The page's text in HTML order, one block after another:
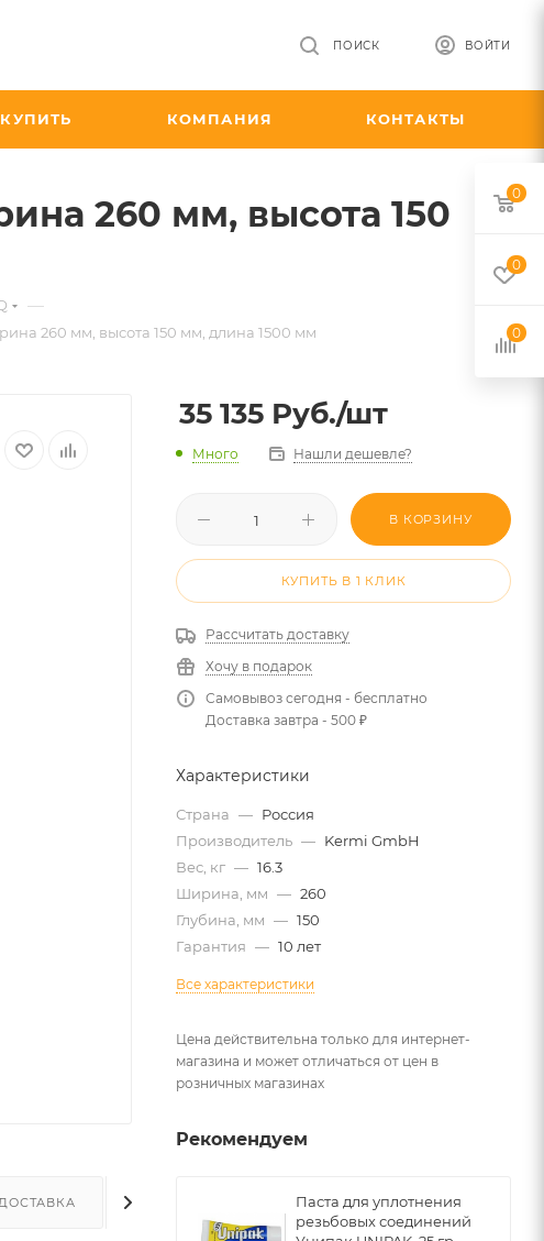
ВОЙТИ
ПОИСК
КОМПАНИЯ КОНТАКТЫ
260 мм, высота 150
—
260 мм, высота 150 мм, длина 1500 мм
35 135 Руб./шт
Много Нашли дешевле?
В КОРЗИНУ
КУПИТЬ В 1 КЛИК
Рассчитать доставку
Хочу в подарок
Самовывоз сегодня - бесплатно
Доставка завтра - 500 ₽
Характеристики
Страна — Россия
Производитель — Kermi GmbH
Вес, кг — 16.3
Ширина, мм — 260
Глубина, мм — 150
Гарантия — 10 лет
Все характеристики
Цена действительна только для интернет-
магазина и может отличаться от цен в
розничных магазинах
Рекомендуем
Паста для уплотнения
резьбовых соединений
0
0
0